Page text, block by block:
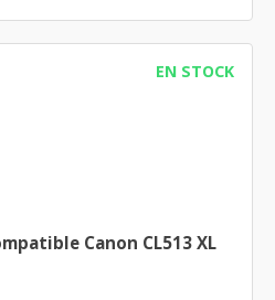
EN STOCK
Canon CL513 XL